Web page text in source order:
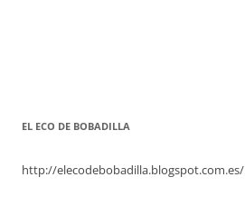
EL ECO DE BOBADILLA
http://elecodebobadilla.blogspot.com.es/